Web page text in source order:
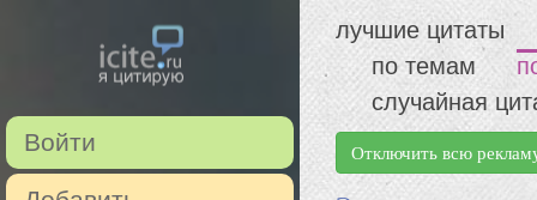
Войти
лучшие цитаты
по темам
случайная
Отключить всю